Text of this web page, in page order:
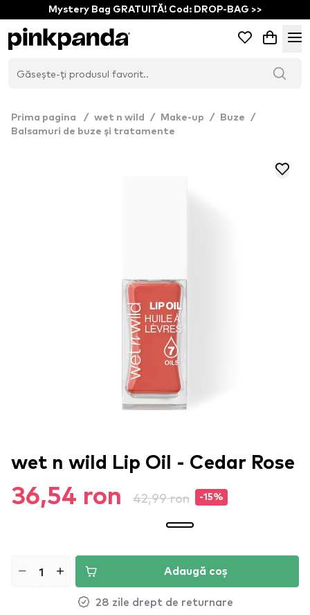
Mystery Bag GRATUITĂ! Cod: DROP-BAG >>
Prima pagina / wet n wild / Make-up / Buze
/
Balsamuri de buze și tratamente
wet n wild Lip Oil - Cedar Rose
36,54 ron 42,99 ron -15%
Adaugă coș
28 zile drept de returnare